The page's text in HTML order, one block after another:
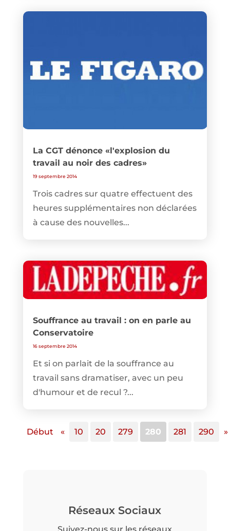
La CGT dénonce «l'explosion du
travail au noir des cadres»
19 septembre 2014
Trois cadres sur quatre effectuent des
heures supplémentaires non déclarées
à cause des nouvelles...
Souffrance au travail : on en parle au
Conservatoire
16 septembre 2014
Et si on parlait de la souffrance au
travail sans dramatiser, avec un peu
d'humour et de recul ?...
Début « 10 20 279 280 281 290 »
Réseaux Sociaux